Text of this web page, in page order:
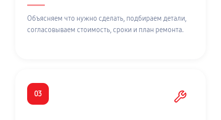
Объясняем что нужно сделать, подбираем детали,
согласовываем стоимость, сроки и план ремонта.
03